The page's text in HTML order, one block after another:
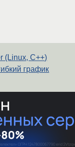
(Linux, C++)
график